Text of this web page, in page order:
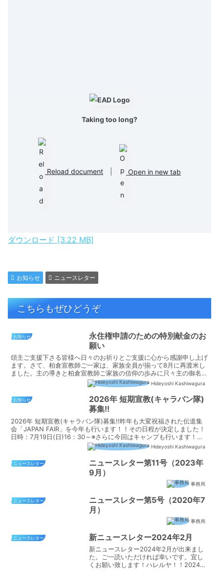
Taking too long?
Reload document Open in new tab
ダウンロード [3.22 MB]
お知らせ ニュースレター
こちらもぜひどうぞ
お知らせ
永住権申請のための特別献金のお
願い
頌主ご支援下さる皆様へ日々のお祈りとご支援に心から感謝申し上げ
ます。さて、柏倉宣教師ご一家は、家族全員が揃って8月に再渡米し
ました。主の導きと柏倉宣教師ご家族の信仰の歩みに只々主の御名を
崇めます。ご長男の直人さんは、これまで日本の高校で、部...
Hideyoshi Kashiwagura
お知らせ
2026年 短期宣教(キャラバン隊)
募集!!
2026年 短期宣教(キャラバン隊)募集!!昨年も大変祝福された伝道集
会「JAPAN FAIR」を今年も行います！！その日程が決定しました！
日時：7月19日(日)16：30～※さらに今回はキャンプも行います！
（16日：Staffミーティング...
Hideyoshi Kashiwagura
ニュースレター
ニュースレター第11号（2023年
9月）
事務局
ニュースレター
ニュースレター第5号（2020年7
月）
事務局
ニュースレター 新ニュースレター2024年2月
新ニュースレター2024年2月が出来まし
た。ご一読いただければ幸いです。宜し
くお願い致します！ハレルヤ！！2024年